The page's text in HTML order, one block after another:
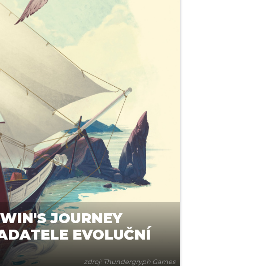
zdroj: Thundergryph Games
JOURNEY
EVOLUČNÍ